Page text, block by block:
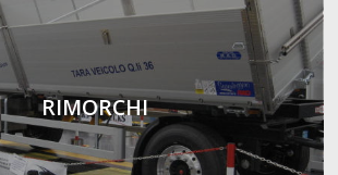
RIMORCHI